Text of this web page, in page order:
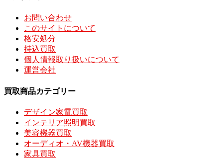
お問い合わせ
このサイトについて
格安処分
持込買取
個人情報取り扱いについて
運営会社
買取商品カテゴリー
デザイン家電買取
インテリア照明買取
美容機器買取
オーディオ・AV機器買取
家具買取